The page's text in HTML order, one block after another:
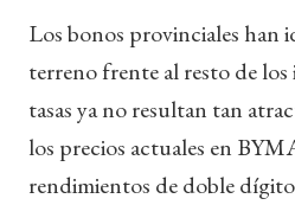
Los bonos provinciales han
terreno frente al resto de
tasas ya no resultan tan
los precios actuales en
rendimientos de doble